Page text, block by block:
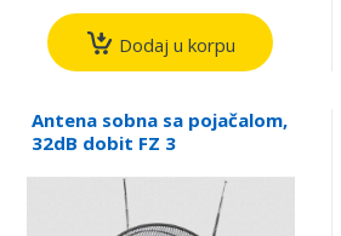
Dodaj u korpu
Antena sobna sa pojačalom,
32dB dobit FZ 3